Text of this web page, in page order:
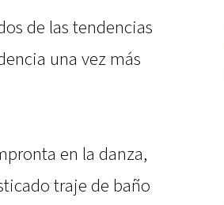
de las tendencias
una vez más
en la danza,
traje de baño